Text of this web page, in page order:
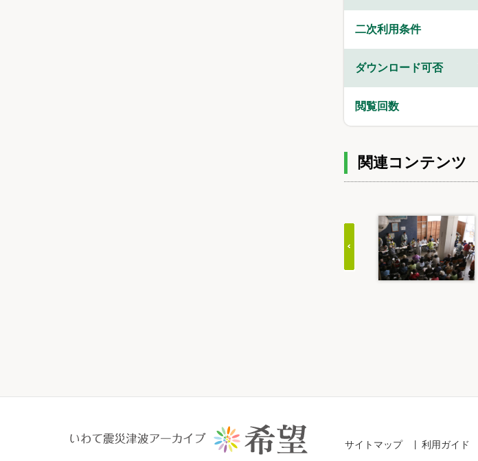
二次利用条件
ダウンロード可否
閲覧回数
関連コンテンツ
サイトマップ 利用ガイド